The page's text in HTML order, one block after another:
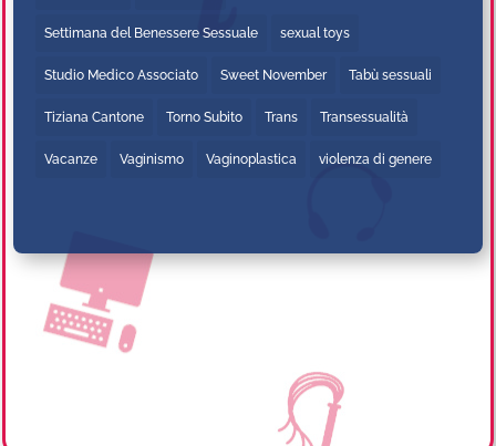
Settimana del Benessere Sessuale sexual toys
Studio Medico Associato Sweet November Tabù sessuali
Tiziana Cantone Torno Subito Trans Transessualità
Vacanze Vaginismo Vaginoplastica violenza di genere